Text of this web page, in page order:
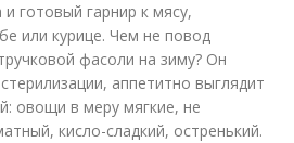
и готовый гарнир к мясу,
или курице. Чем не повод
фасоли на зиму? Он
аппетитно выглядит
овощи в меру мягкие, не
кисло-сладкий, остренький.